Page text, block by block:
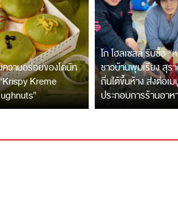
วามอร่อยของโดนัท
Kreme
โก โฮลเซลล์ รับซื้อ
ชาวบ้านพุมเรียง สุ
ถิ่นใต้ขึ้นห้าง ส่งต่อเ
ประกอบการร้านอาห